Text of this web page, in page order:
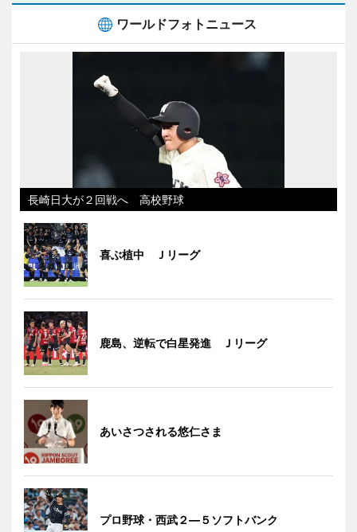
ワールドフォトニュース
長崎日大が２回戦へ 高校野球
喜ぶ植中 Ｊリーグ
鹿島、逆転で白星発進 Ｊリーグ
あいさつされる悠仁さま
プロ野球・西武２―５ソフトバンク